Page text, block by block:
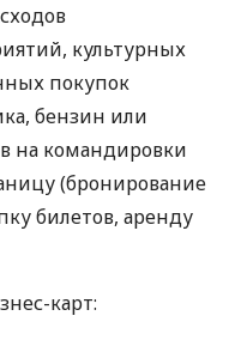
культурных
покупок
бензин или
на командировки
(бронирование
билетов, аренду
карт: